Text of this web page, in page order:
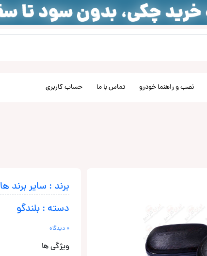
نصب و راهنما خودرو تماس با ما حساب کاربری
برند : سایر برند ها
دسته : بلندگو
0 دیدگاه
ویژگی ها